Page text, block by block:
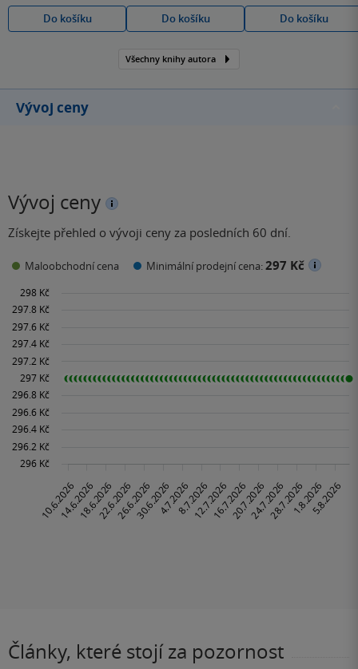
Do košíku
Do košíku
Do košíku
Všechny knihy autora
Vývoj ceny
Vývoj ceny
Získejte přehled o vývoji ceny za posledních 60 dní.
Maloobchodní cena Minimální prodejní cena:297 Kč
Články, které stojí za pozornost